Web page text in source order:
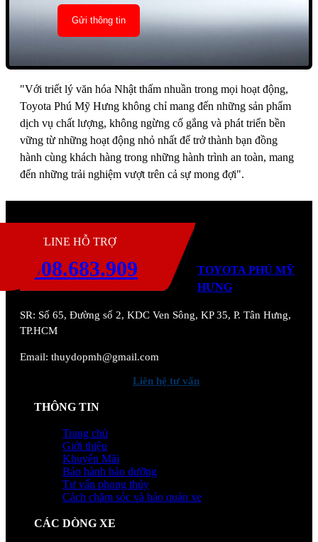
"Với triết lý văn hóa Nhật thấm nhuần trong mọi hoạt động,
Toyota Phú Mỹ Hưng không chỉ mang đến những sản phẩm
dịch vụ chất lượng, không ngừng cố gắng và phát triển bền
vững từ những hoạt động nhỏ nhất để trở thành bạn đồng
hành cùng khách hàng trong những hành trình an toàn, mang
đến những trải nghiệm vượt trên cả sự mong đợi".
HOTLINE HỖ TRỢ
0908.683.909
TOYOTA PHÚ MỸ
HƯNG
SR: Số 65, Đường số 2, KDC Ven Sông, KP 35, P. Tân Hưng,
TP.HCM
Email: thuydopmh@gmail.com
Liên hệ tư vấn
THÔNG TIN
Trang chủ
Giới thiệu
Khuyến Mãi
Bảo hành bảo dưỡng
Tư vấn phong thủy
Cách chăm sóc và bảo quản xe
CÁC DÒNG XE